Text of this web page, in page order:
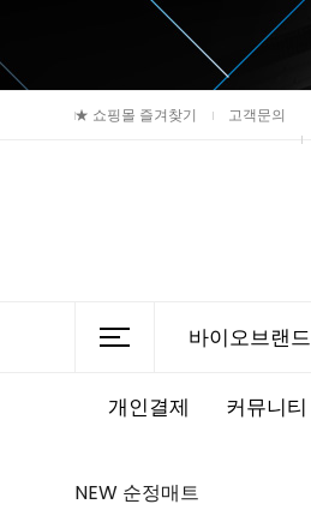
★ 쇼핑몰 즐겨찾기 고객문의
바이오브랜드
개인결제 커뮤니티
NEW 순정매트